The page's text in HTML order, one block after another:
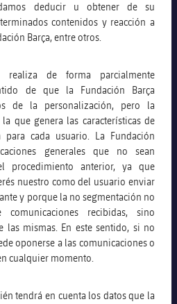
deducir u obtener de su
contenidos y reacción a
Barça, entre otros.
realiza de forma parcialmente
de que la Fundación Barça
de la personalización, pero la
que genera las características de
para cada usuario. La Fundación
generales que no sean
procedimiento anterior, ya que
nuestro como del usuario enviar
y porque la no segmentación no
recibidas, sino
las mismas. En este sentido, si no
oponerse a las comunicaciones o
cualquier momento.
tendrá en cuenta los datos que la